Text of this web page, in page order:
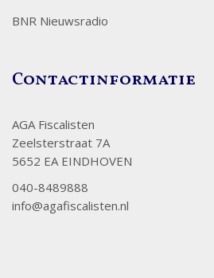
BNR Nieuwsradio
Contactinformatie
AGA Fiscalisten
Zeelsterstraat 7A
5652 EA EINDHOVEN
040-8489888
info@agafiscalisten.nl